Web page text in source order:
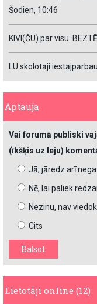
Šodien, 10:46
KIVI(ČU) par visu.
LU skolotāji
Aptauja
Vai forumā publiski
(īkšķis uz leju)
Jā, jāredz arī
Nē, lai paliek
Nezinu, nav
Cits
Lietotāji online (12)